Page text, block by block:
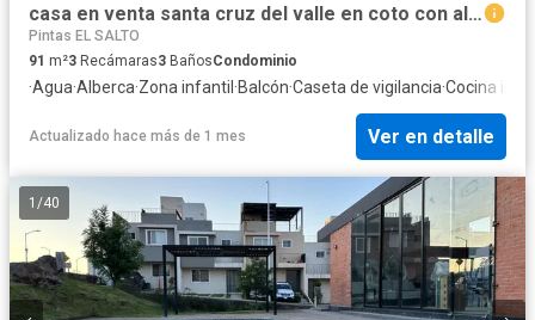
casa en venta santa cruz del valle en coto con alberca
Pintas EL SALTO
91 m²3 Recámaras3 BañosCondominio
·Agua·Alberca·Zona infantil ·Balcón·Caseta de vigilancia·Cocina
Actualizado hace más de 1 mes Ver en detalle
1 /40